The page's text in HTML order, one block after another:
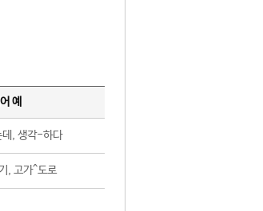
예
, 생각-하다
, 고가^도로